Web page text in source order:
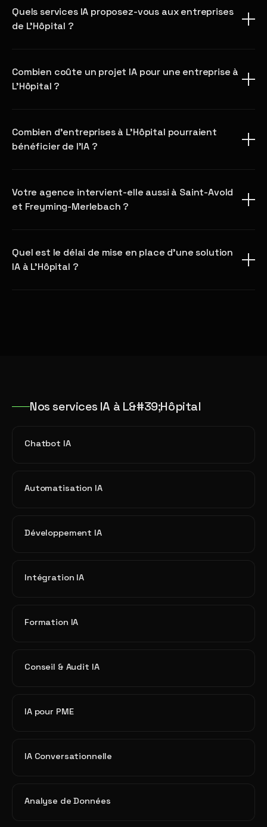
Quels services IA proposez-vous aux entreprises
de L'Hôpital ?
Combien coûte un projet IA pour une entreprise à
L'Hôpital ?
Combien d'entreprises à L'Hôpital pourraient
bénéficier de l'IA ?
Votre agence intervient-elle aussi à Saint-Avold
et Freyming-Merlebach ?
Quel est le délai de mise en place d'une solution
IA à L'Hôpital ?
Nos services IA à L&#39;Hôpital
Chatbot IA
Automatisation IA
Développement IA
Intégration IA
Formation IA
Conseil & Audit IA
IA pour PME
IA Conversationnelle
Analyse de Données